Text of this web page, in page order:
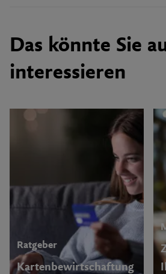
Das könnte Sie
interessieren
Ratgeber
Kartenbewirtschaftung